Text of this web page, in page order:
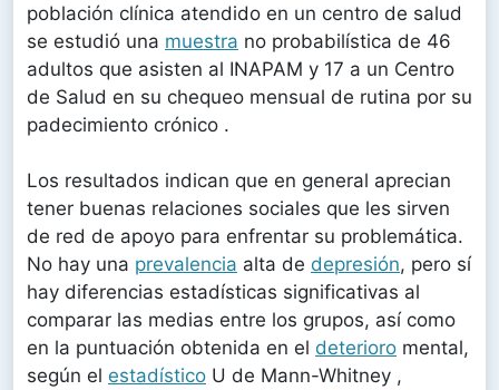
población clínica atendido en un centro de salud
se estudió una muestra no probabilística de 46
adultos que asisten al INAPAM y 17 a un Centro
de Salud en su chequeo mensual de rutina por su
padecimiento crónico .
Los resultados indican que en general aprecian
tener buenas relaciones sociales que les sirven
de red de apoyo para enfrentar su problemática.
No hay una prevalencia alta de depresión, pero sí
hay diferencias estadísticas significativas al
comparar las medias entre los grupos, así como
en la puntuación obtenida en el deterioro mental,
según el estadístico U de Mann-Whitney ,